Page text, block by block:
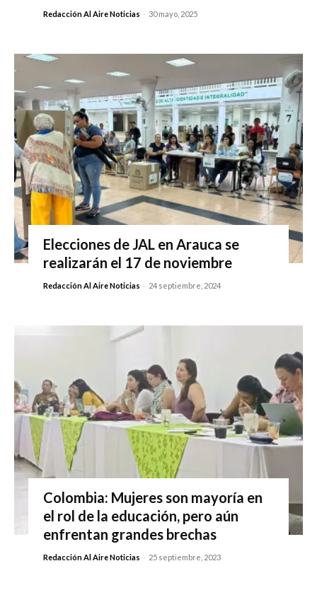
Redacción Al Aire Noticias - 30 mayo, 2025
Elecciones de JAL en Arauca se
realizarán el 17 de noviembre
Redacción Al Aire Noticias - 24 septiembre, 2024
Colombia: Mujeres son mayoría en
el rol de la educación, pero aún
enfrentan grandes brechas
Redacción Al Aire Noticias - 25 septiembre, 2023